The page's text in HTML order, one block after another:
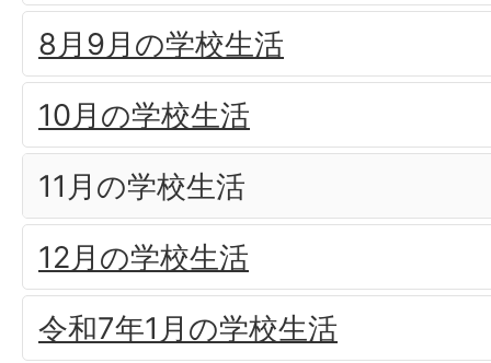
8月9月の学校生活
10月の学校生活
11月の学校生活
12月の学校生活
令和7年1月の学校生活